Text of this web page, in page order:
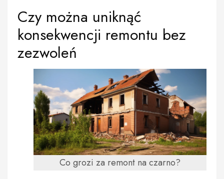
Czy można uniknąć
konsekwencji remontu bez
zezwoleń
Co grozi za remont na czarno?